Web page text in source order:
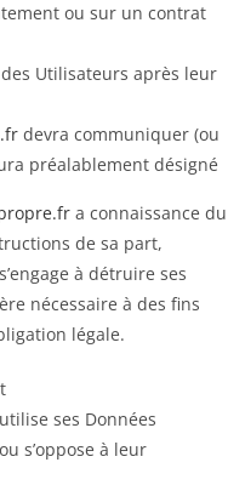
ou sur un contrat
Utilisateurs après leur
devra communiquer (ou
préalablement désigné
a connaissance du
de sa part,
s’engage à détruire ses
nécessaire à des fins
légale.
utilise ses Données
s’oppose à leur